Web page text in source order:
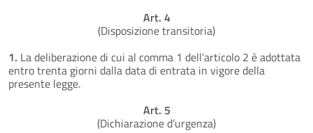
Art. 4
(Disposizione transitoria)
1. La deliberazione di cui al comma 1 dell’articolo 2 è adottata
entro trenta giorni dalla data di entrata in vigore della
presente legge.
Art. 5
(Dichiarazione d’urgenza)